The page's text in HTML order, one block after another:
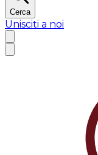
Cerca
Unisciti a noi